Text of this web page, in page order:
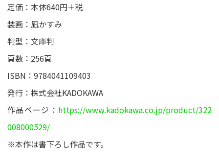
定価：本体640円＋税
装画：凪かすみ
判型：文庫判
頁数：256頁
ISBN：9784041109403
発行：株式会社KADOKAWA
作品ページ： https://www.kadokawa.co.jp/product/322
008000529/
※本作は書下ろし作品です。